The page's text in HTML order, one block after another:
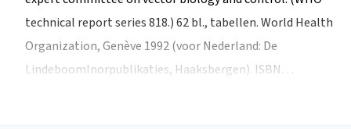
technical report series 818.) 62 bl., tabellen. World Health
Organization, Genève 1992 (voor Nederland: De
LindeboomInorpublikaties, Haaksbergen). ISBN…